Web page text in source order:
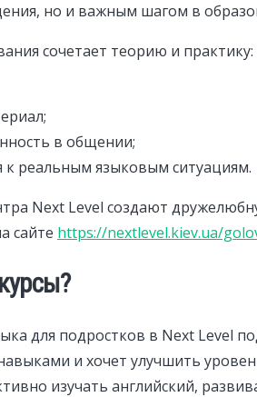
но и важным шагом в
сочетает теорию и
в общении;
к реальным языковым ситуациям.
Next Level создают
сайте https://nextlevel.kiev.ua/
для подростков в Next Level
и хочет улучшить
изучать английский,